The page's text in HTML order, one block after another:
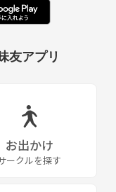
友アプリ
お出かけ
ークルを探す